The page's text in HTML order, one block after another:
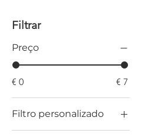
Filtrar
Preço
€ 0 € 7
Filtro personalizado
Manómetros